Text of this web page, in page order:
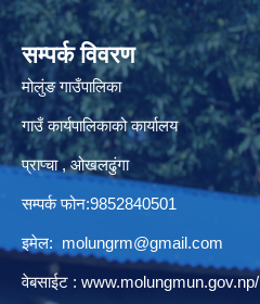
सम्पर्क विवरण
मोलुंङ गाउँपालिका
गाउँ कार्यपालिकाको कार्यालय
प्राप्चा , ओखलढुंगा
सम्पर्क फोन:9852840501
इमेल: molungrm@gmail.com
वेबसाईट : www.molungmun.gov.np/